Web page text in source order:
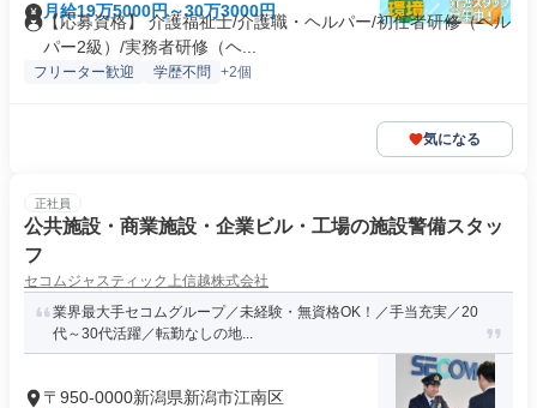
月給19万5000円～30万3000円
【応募資格】 介護福祉士/介護職・ヘルパー/初任者研修（ヘル
パー2級）/実務者研修（ヘ...
フリーター歓迎 学歴不問 +2個
気になる
正社員
公共施設・商業施設・企業ビル・工場の施設警備スタッ
フ
セコムジャスティック上信越株式会社
業界最大手セコムグループ／未経験・無資格OK！／手当充実／20
代～30代活躍／転勤なしの地...
〒950-0000新潟県新潟市江南区